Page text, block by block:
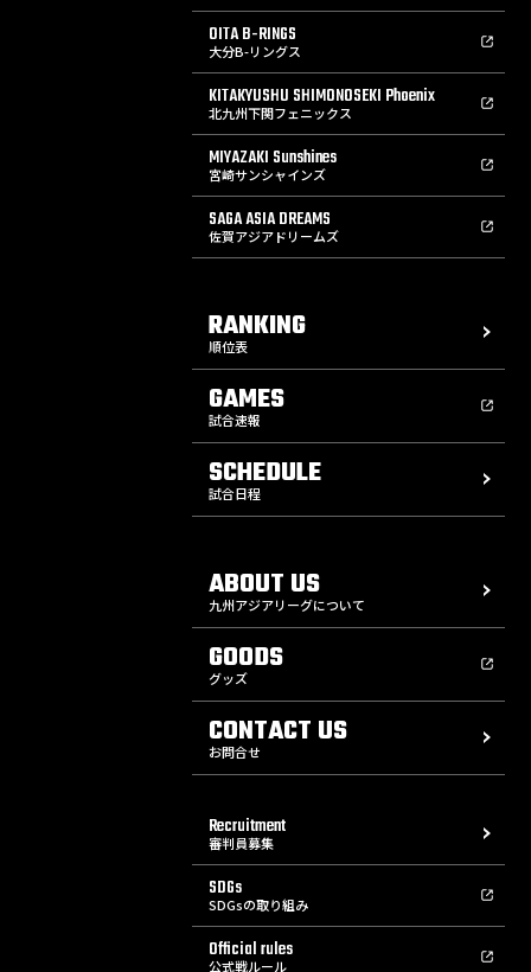
OITA B-RINGS
大分B-リングス
KITAKYUSHU SHIMONOSEKI Phoenix
北九州下関フェニックス
MIYAZAKI Sunshines
宮崎サンシャインズ
SAGA ASIA DREAMS
佐賀アジアドリームズ
RANKING
順位表
GAMES
試合速報
SCHEDULE
試合日程
ABOUT US
九州アジアリーグについて
GOODS
グッズ
CONTACT US
お問合せ
Recruitment
審判員募集
SDGs
SDGsの取り組み
Official rules
公式戦ルール